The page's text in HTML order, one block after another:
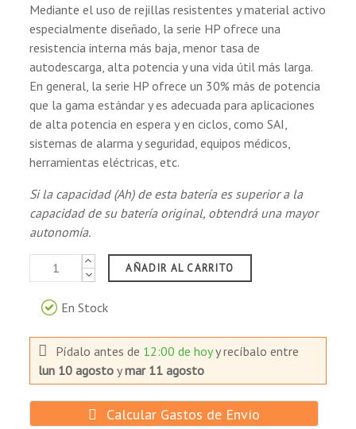
Mediante el uso de rejillas resistentes y material activo
especialmente diseñado, la serie HP ofrece una
resistencia interna más baja, menor tasa de
autodescarga, alta potencia y una vida útil más larga.
En general, la serie HP ofrece un 30% más de potencia
que la gama estándar y es adecuada para aplicaciones
de alta potencia en espera y en ciclos, como SAI,
sistemas de alarma y seguridad, equipos médicos,
herramientas eléctricas, etc.
Si la capacidad (Ah) de esta batería es superior a la
capacidad de su batería original, obtendrá una mayor
autonomía.
AÑADIR AL CARRITO
En Stock
Pídalo antes de 12:00 de hoyy recíbaloentre
lun 10 agosto ymar 11 agosto
Calcular Gastos de Envío